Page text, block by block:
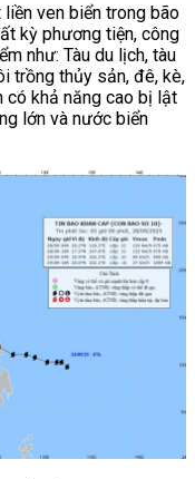
ven biển trong bão
kỳ phương tiện, công
như: Tàu du lịch, tàu
trồng thủy sản, đê, kè,
có khả năng cao bị lật
lớn và nước biển